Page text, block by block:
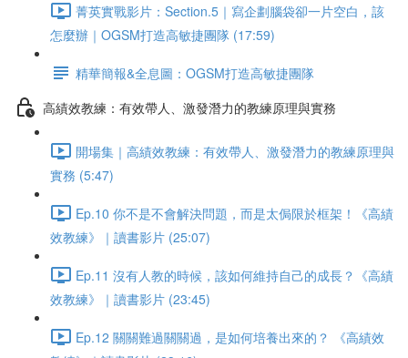
菁英實戰影片：Section.5｜寫企劃腦袋卻一片空白，該
怎麼辦｜OGSM打造高敏捷團隊 (17:59)
精華簡報&全息圖：OGSM打造高敏捷團隊
高績效教練：有效帶人、激發潛力的教練原理與實務
開場集｜高績效教練：有效帶人、激發潛力的教練原理與
實務 (5:47)
Ep.10 你不是不會解決問題，而是太侷限於框架！《高績
效教練》｜讀書影片 (25:07)
Ep.11 沒有人教的時候，該如何維持自己的成長？《高績
效教練》｜讀書影片 (23:45)
Ep.12 關關難過關關過，是如何培養出來的？ 《高績效